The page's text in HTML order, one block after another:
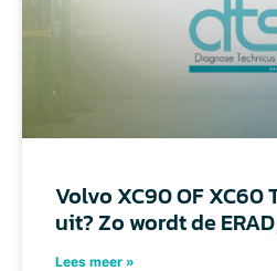
Volvo XC90 OF
uit? Zo wordt de
Lees meer »